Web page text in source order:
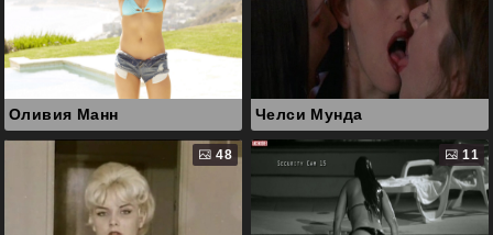
Оливия Манн Челси Мунда
48 11